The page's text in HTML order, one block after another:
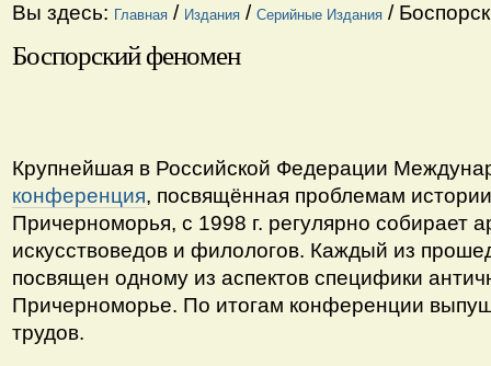
Вы здесь: Главная / Издания / Серийные Издания /
Боспорский феномен
Крупнейшая в Российской Федерации
конференция, посвящённая проблемам
Причерноморья, с 1998 г. регулярно собирает
искуcствоведов и филологов. Каждый из
посвящен одному из аспектов специфики
Причерноморье. По итогам конференции
трудов.